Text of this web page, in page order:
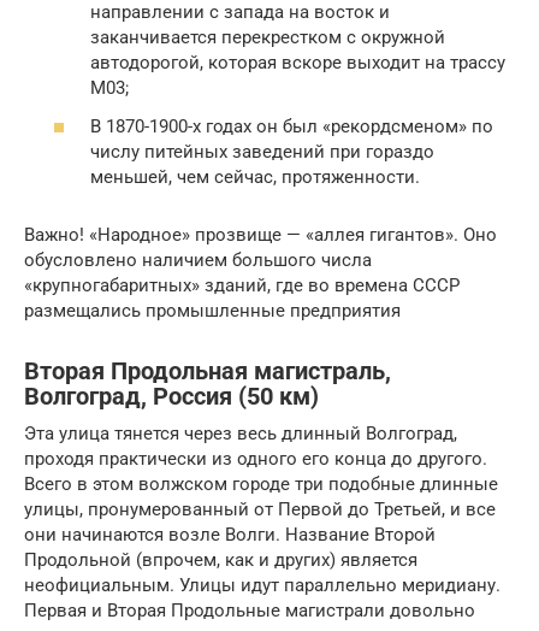
направлении с запада на восток и
заканчивается перекрестком с окружной
автодорогой, которая вскоре выходит на трассу
М03;
В 1870-1900-х годах он был «рекордсменом» по
числу питейных заведений при гораздо
меньшей, чем сейчас, протяженности.
Важно! «Народное» прозвище — «аллея гигантов». Оно
обусловлено наличием большого числа
«крупногабаритных» зданий, где во времена СССР
размещались промышленные предприятия
Вторая Продольная магистраль,
Волгоград, Россия (50 км)
Эта улица тянется через весь длинный Волгоград,
проходя практически из одного его конца до другого.
Всего в этом волжском городе три подобные длинные
улицы, пронумерованный от Первой до Третьей, и все
они начинаются возле Волги. Название Второй
Продольной (впрочем, как и других) является
неофициальным. Улицы идут параллельно меридиану.
Первая и Вторая Продольные магистрали довольно